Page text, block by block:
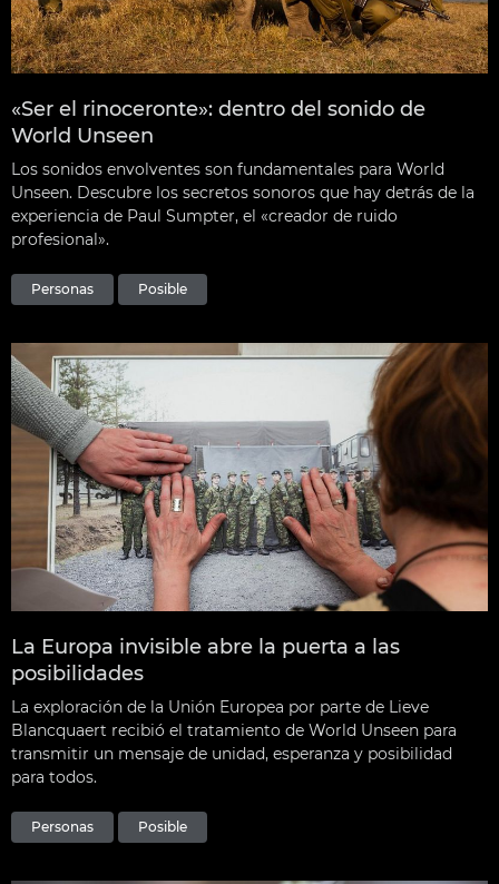
«Ser el rinoceronte»: dentro del sonido de
World Unseen
Los sonidos envolventes son fundamentales para World
Unseen. Descubre los secretos sonoros que hay detrás de la
experiencia de Paul Sumpter, el «creador de ruido
profesional».
Personas Posible
La Europa invisible abre la puerta a las
posibilidades
La exploración de la Unión Europea por parte de Lieve
Blancquaert recibió el tratamiento de World Unseen para
transmitir un mensaje de unidad, esperanza y posibilidad
para todos.
Personas Posible